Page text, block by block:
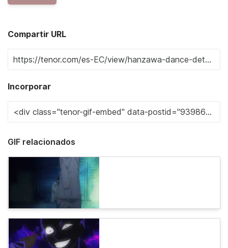
Compartir URL
Incorporar
GIF relacionados